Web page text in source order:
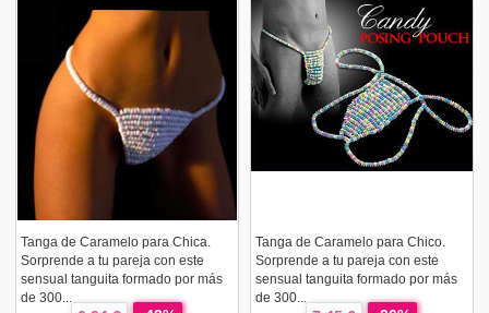
Tanga de Caramelo para Chica.
Sorprende a tu pareja con este
sensual tanguita formado por más
de 300...
Tanga de Caramelo para Chico.
Sorprende a tu pareja con este
sensual tanguita formado por más
de 300...